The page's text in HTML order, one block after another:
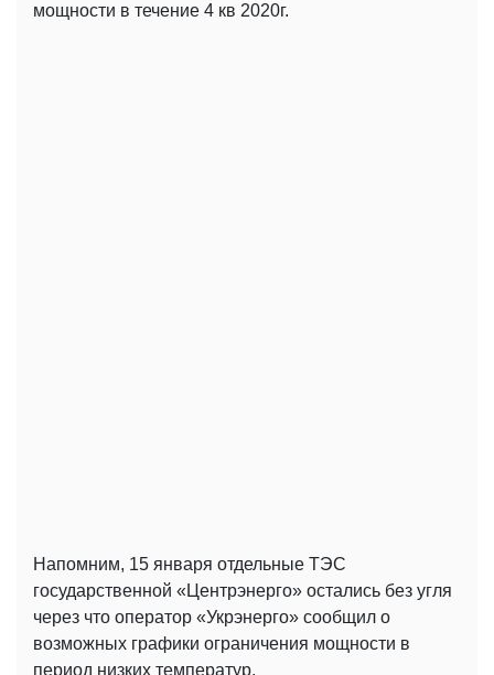
мощности в течение 4 кв 2020г.
Напомним, 15 января отдельные ТЭС
государственной «Центрэнерго» остались без угля
через что оператор «Укрэнерго» сообщил о
возможных графики ограничения мощности в
период низких температур.